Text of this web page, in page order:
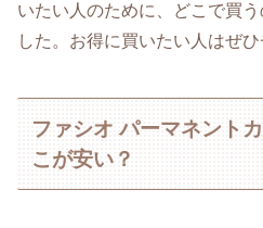
いたい人のために、どこで買
した。お得に買いたい人はぜ
ファシオ パーマネント
こが安い？